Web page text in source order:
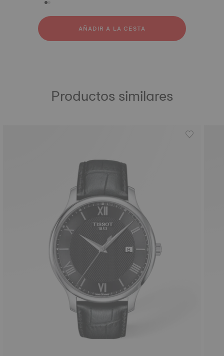
Silicona
Acero inoxidable
Caucho
AÑADIR A LA CESTA
Productos similares